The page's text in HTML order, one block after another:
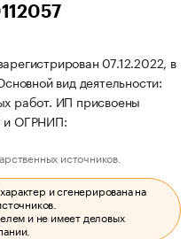
07.12.2022, в
вид деятельности:
работ. ИП присвоены
и ОГРНИП:
источников.
и сгенерирована на
и не имеет деловых